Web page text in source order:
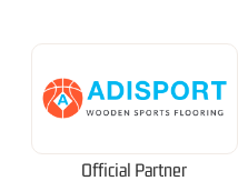
Official Partner